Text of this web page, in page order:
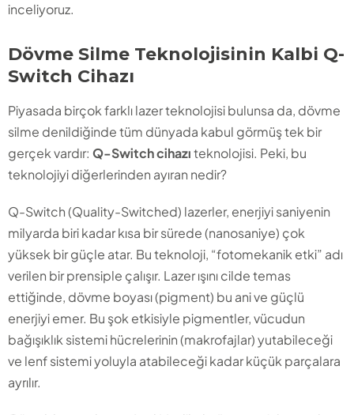
inceliyoruz.
Dövme Silme Teknolojisinin Kalbi Q-
Switch Cihazı
Piyasada birçok farklı lazer teknolojisi bulunsa da, dövme
silme denildiğinde tüm dünyada kabul görmüş tek bir
gerçek vardır: Q-Switch cihazıteknolojisi. Peki, bu
teknolojiyi diğerlerinden ayıran nedir?
Q-Switch (Quality-Switched) lazerler, enerjiyi saniyenin
milyarda biri kadar kısa bir sürede (nanosaniye) çok
yüksek bir güçle atar. Bu teknoloji, “fotomekanik etki” adı
verilen bir prensiple çalışır. Lazer ışını cilde temas
ettiğinde, dövme boyası (pigment) bu ani ve güçlü
enerjiyi emer. Bu şok etkisiyle pigmentler, vücudun
bağışıklık sistemi hücrelerinin (makrofajlar) yutabileceği
ve lenf sistemi yoluyla atabileceği kadar küçük parçalara
ayrılır.